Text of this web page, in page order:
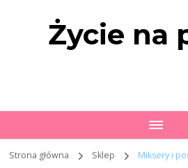
Życie na
Strona główna Sklep Miksery i